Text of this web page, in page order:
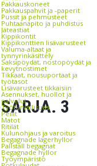
Pakkauskoneet
Pakkauspahvit ja -paperit
Pussit ja pehmusteet
Puhtaanapito ja puhdistus
Jäteastiat
Kippikontit
Kippikonttien lisävarusteet
Valuma-altaat ja
tynnyrinkäsittely
Saksipöydät, nostopöydät ja
kevytnostimet
Tikkaat, nousuportaat ja
työtasot
Lisävarusteet tikkaisiin
Asennukset, huollot ja
palvelut
Työturvallisuus
Peilit
Matot
Ritilät
Kulunohjaus ja varoitus
Begagnade lagerhyllor
Pallställ begagnat
Begagnade hyllor
Työympäristö
3